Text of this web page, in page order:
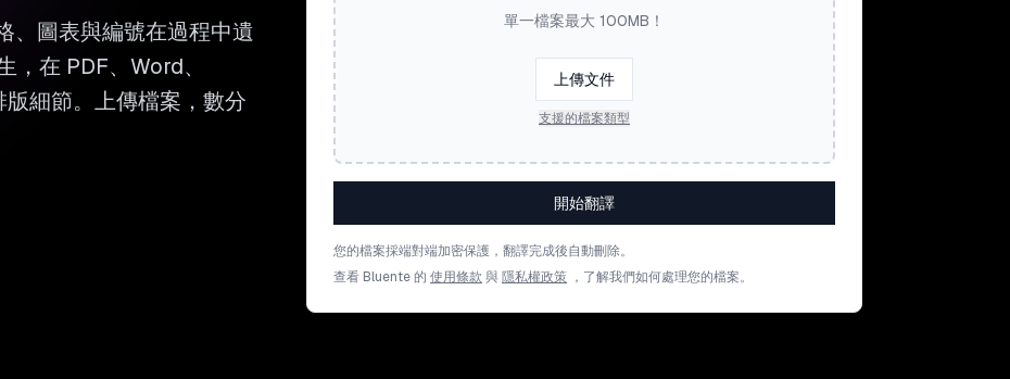
圖表與編號在過程中遺
在 PDF、Word、
細節。上傳檔案，數分
單一檔案最大 100MB！
上傳文件
支援的檔案類型
開始翻譯
您的檔案採端對端加密保護，翻譯完成後自動刪除。
查看 Bluente 的 使用條款 與 隱私權政策 ，了解我們如何處理您的檔案。